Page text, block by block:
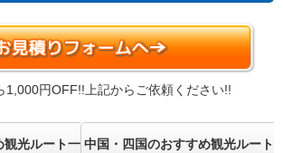
1,000円OFF!!上記からご依頼ください!!
光ルート一覧へ中国・四国のおすすめ観光ルート